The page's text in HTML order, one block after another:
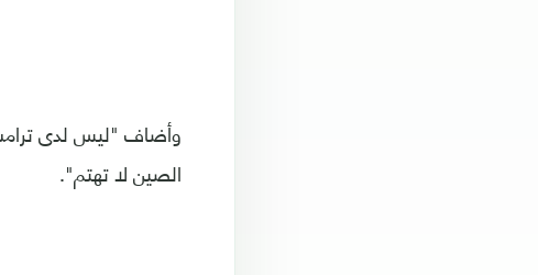
وأضاف "ليس لدى
الصين لا تهتم".